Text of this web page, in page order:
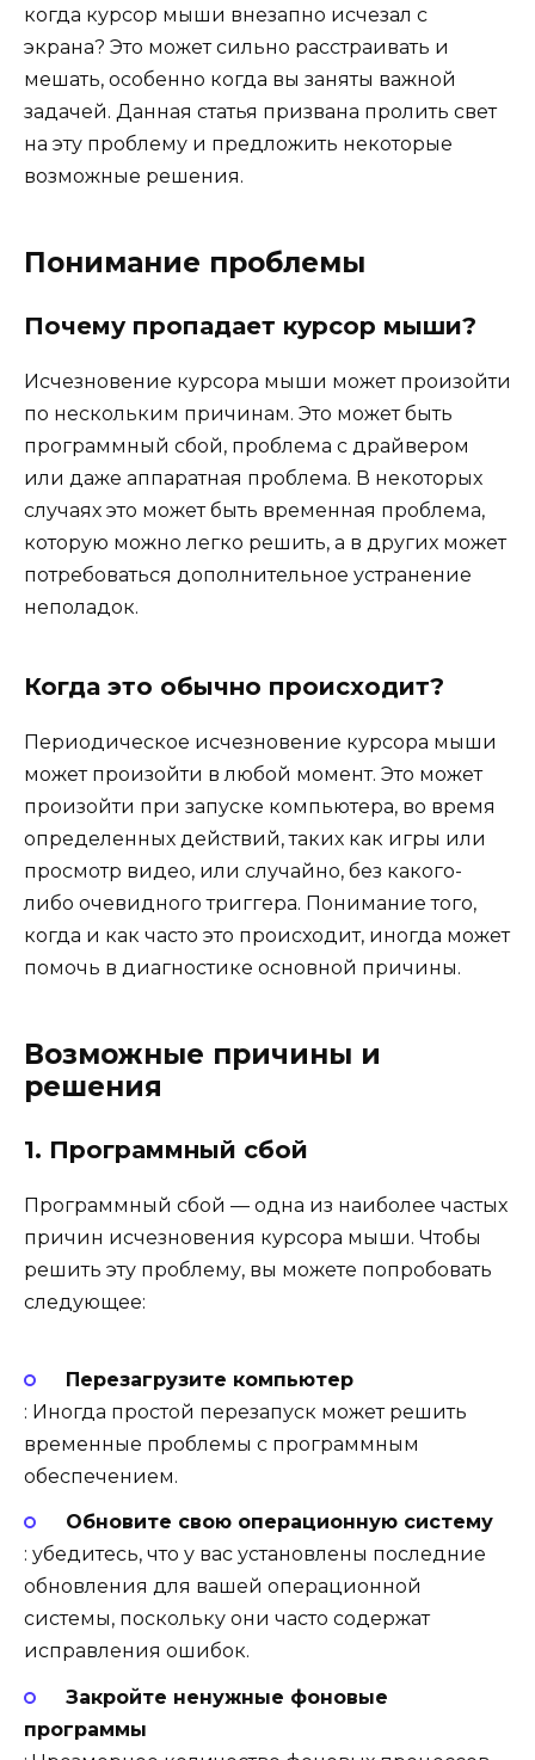
когда курсор мыши внезапно исчезал с
экрана? Это может сильно расстраивать и
мешать, особенно когда вы заняты важной
задачей. Данная статья призвана пролить свет
на эту проблему и предложить некоторые
возможные решения.
Понимание проблемы
Почему пропадает курсор мыши?
Исчезновение курсора мыши может произойти
по нескольким причинам. Это может быть
программный сбой, проблема с драйвером
или даже аппаратная проблема. В некоторых
случаях это может быть временная проблема,
которую можно легко решить, а в других может
потребоваться дополнительное устранение
неполадок.
Когда это обычно происходит?
Периодическое исчезновение курсора мыши
может произойти в любой момент. Это может
произойти при запуске компьютера, во время
определенных действий, таких как игры или
просмотр видео, или случайно, без какого-
либо очевидного триггера. Понимание того,
когда и как часто это происходит, иногда может
помочь в диагностике основной причины.
Возможные причины и
решения
1. Программный сбой
Программный сбой — одна из наиболее частых
причин исчезновения курсора мыши. Чтобы
решить эту проблему, вы можете попробовать
следующее:
Перезагрузите компьютер
: Иногда простой перезапуск может решить
временные проблемы с программным
обеспечением.
Обновите свою операционную систему
: убедитесь, что у вас установлены последние
обновления для вашей операционной
системы, поскольку они часто содержат
исправления ошибок.
Закройте ненужные фоновые
программы